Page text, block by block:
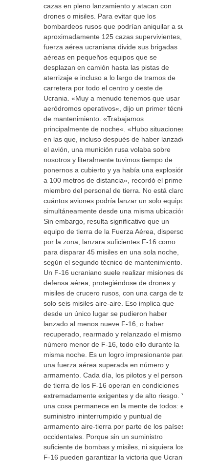
cazas en pleno lanzamiento y atacan con
drones o misiles. Para evitar que los
bombardeos rusos que podrían aniquilar a sus
aproximadamente 125 cazas supervivientes, la
fuerza aérea ucraniana divide sus brigadas
aéreas en pequeños equipos que se
desplazan en camión hasta las pistas de
aterrizaje e incluso a lo largo de tramos de
carretera por todo el centro y oeste de
Ucrania. «Muy a menudo tenemos que usar
aeródromos operativos«, dijo un primer técnico
de mantenimiento. «Trabajamos
principalmente de noche«. «Hubo situaciones
en las que, incluso después de haber lanzado
el avión, una munición rusa volaba sobre
nosotros y literalmente tuvimos tiempo de
ponernos a cubierto y ya había una explosión
a 100 metros de distancia«, recordó el primer
miembro del personal de tierra. No está claro
cuántos aviones podría lanzar un solo equipo
simultáneamente desde una misma ubicación.
Sin embargo, resulta significativo que un
equipo de tierra de la Fuerza Aérea, disperso
por la zona, lanzara suficientes F-16 como
para disparar 45 misiles en una sola noche,
según el segundo técnico de mantenimiento.
Un F-16 ucraniano suele realizar misiones de
defensa aérea, protegiéndose de drones y
misiles de crucero rusos, con una carga de tan
solo seis misiles aire-aire. Eso implica que
desde un único lugar se pudieron haber
lanzado al menos nueve F-16, o haber
recuperado, rearmado y relanzado el mismo
número menor de F-16, todo ello durante la
misma noche. Es un logro impresionante para
una fuerza aérea superada en número y
armamento. Cada día, los pilotos y el personal
de tierra de los F-16 operan en condiciones
extremadamente exigentes y de alto riesgo. Y
una cosa permanece en la mente de todos: el
suministro ininterrumpido y puntual de
armamento aire-tierra por parte de los países
occidentales. Porque sin un suministro
suficiente de bombas y misiles, ni siquiera los
F-16 pueden garantizar la victoria que Ucrania